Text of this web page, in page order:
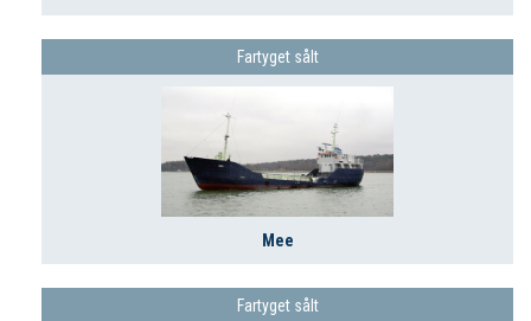
Fartyget sålt
Mee
Fartyget sålt